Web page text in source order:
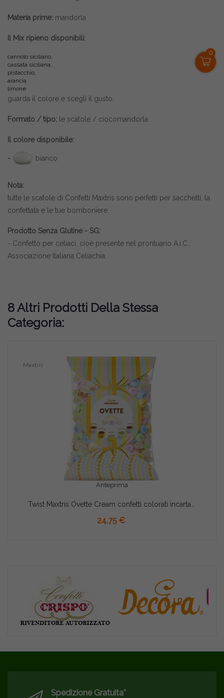
0
Materia prime: mandorla
Il Mix ripieno disponibili:
cannolo siciliano,
cassata siciliana,
pistacchio,
arancia
limone
guarda il colore e scegli il gusto.
Formato / tipo: le scatole / ciocomandorla
Il colore disponibile:
- bianco
Nota:
tutte le scatole di Confetti Maxtris sono perfetti per sacchetti, la
confettata e le tue bomboniere.
Prodotto Senza Glutine - SG:
- Confetto per celiaci, cioè presente nel prontuario A.i.C.,
Associazione Italiana Celiachia.
8 Altri Prodotti Della Stessa
Categoria:
Anteprima
Maxtris
24,75 €
Spedizione Gratuita*